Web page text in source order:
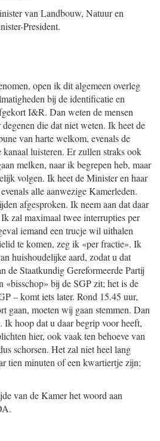
van Landbouw, Natuur en
President.
open ik dit algemeen overleg
bij de identificatie en
I&R. Dan weten de mensen
die dat niet weten. Ik heet de
van harte welkom, evenals de
luisteren. Er zullen straks ook
melken, naar ik begrepen heb, maar
volgen. Ik heet de Minister en haar
alle aanwezige Kamerleden.
afgesproken. Ik neem aan dat daar
zal maximaal twee interrupties per
iemand een trucje wil uithalen
te komen, zeg ik «per fractie». Ik
huishoudelijke aard, zodat u dat
de Staatkundig Gereformeerde Partij
«bisschop» bij de SGP zit; het is de
– komt iets later. Rond 15.45 uur,
gaan, moeten wij gaan stemmen. Dan
Ik hoop dat u daar begrip voor heeft,
hier, ook vaak ten behoeve van
schorsen. Het zal niet heel lang
tien minuten of een kwartiertje zijn;
van de Kamer het woord aan